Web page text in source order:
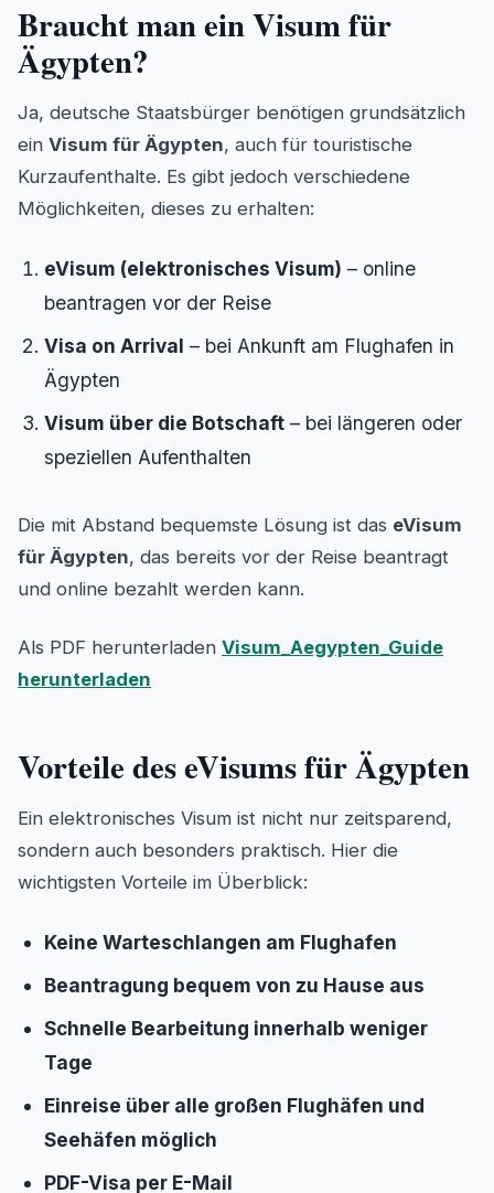
Braucht man ein Visum für
Ägypten?
Ja, deutsche Staatsbürger benötigen grundsätzlich
ein Visum für Ägypten, auch für touristische
Kurzaufenthalte. Es gibt jedoch verschiedene
Möglichkeiten, dieses zu erhalten:
eVisum (elektronisches Visum) – online
beantragen vor der Reise
Visa on Arrival – bei Ankunft am Flughafen in
Ägypten
Visum über die Botschaft – bei längeren oder
speziellen Aufenthalten
Die mit Abstand bequemste Lösung ist das eVisum
für Ägypten, das bereits vor der Reise beantragt
und online bezahlt werden kann.
Als PDF herunterladen Visum_Aegypten_Guide
herunterladen
Vorteile des eVisums für Ägypten
Ein elektronisches Visum ist nicht nur zeitsparend,
sondern auch besonders praktisch. Hier die
wichtigsten Vorteile im Überblick:
Keine Warteschlangen am Flughafen
Beantragung bequem von zu Hause aus
Schnelle Bearbeitung innerhalb weniger
Tage
Einreise über alle großen Flughäfen und
Seehäfen möglich
PDF-Visa per E-Mail